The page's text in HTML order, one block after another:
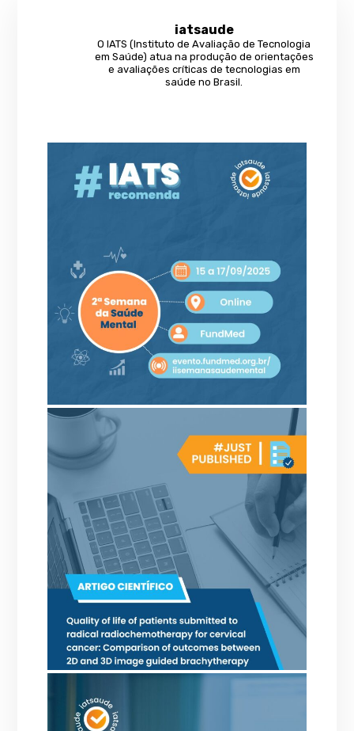
iatsaude
O IATS (Instituto de Avaliação de Tecnologia
em Saúde) atua na produção de orientações
e avaliações críticas de tecnologias em
saúde no Brasil.